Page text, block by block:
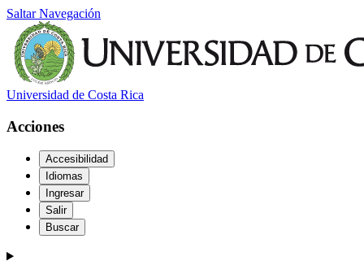
Saltar Navegación
Universidad de Costa Rica
Acciones
Accesibilidad
Idiomas
Ingresar
Salir
Buscar